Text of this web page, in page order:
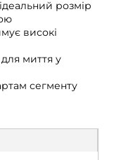
розмір
високі
для миття у
сегменту